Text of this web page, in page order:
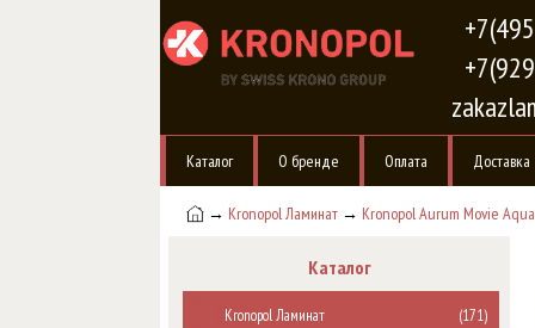
Каталог О бренде Оплата Доставка
→ Kronopol Ламинат→ Kronopol Aurum Movie
Каталог
Kronopol Ламинат (171)